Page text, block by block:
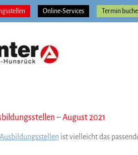
Online-Services Termin
– August 2021
ist vielleicht das